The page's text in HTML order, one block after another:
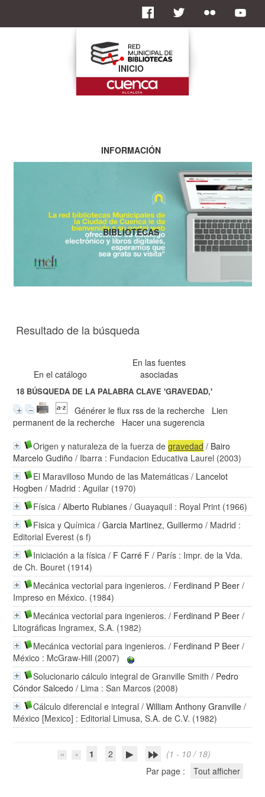
Resultado de la búsqueda
En el catálogo
En las fuentes
asociadas
18 BÚSQUEDA DE LA PALABRA CLAVE'GRAVEDAD,'
Générer le flux rss de la recherche
Lien
permanent de la recherche
Hacer una sugerencia
Origen y naturaleza de la fuerza degravedad / Bairo
Marcelo Gudiño / Ibarra : Fundacion Educativa Laurel (2003)
El Maravilloso Mundo de las Matemáticas / Lancelot
Hogben / Madrid : Aguilar (1970)
Física /Alberto Rubianes / Guayaquil : Royal Print (1966)
Fisica y Química /Garcia Martinez, Guillermo / Madrid :
Editorial Everest (s f)
Iniciación a la física / F Carré F / París : Impr. de la Vda.
de Ch. Bouret (1914)
Mecánica vectorial para ingenieros. / Ferdinand P Beer /
Impreso en México. (1984)
Mecánica vectorial para ingenieros. / Ferdinand P Beer /
Litográficas Ingramex, S.A. (1982)
Mecánica vectorial para ingenieros. / Ferdinand P Beer /
México : McGraw-Hill (2007)
Solucionario cálculo integral de Granville Smith / Pedro
Cóndor Salcedo / Lima : San Marcos (2008)
Cálculo diferencial e integral /William Anthony Granville /
México [Mexico] : Editorial Limusa, S.A. de C.V. (1982)
1 2
(1 - 10 / 18)
Par page :
Tout afficher
INICIO
INFORMACIÓN
BIBLIOTECAS